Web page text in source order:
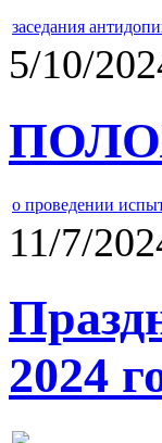
заседания
5/10/
о проведении
11/7/
2024